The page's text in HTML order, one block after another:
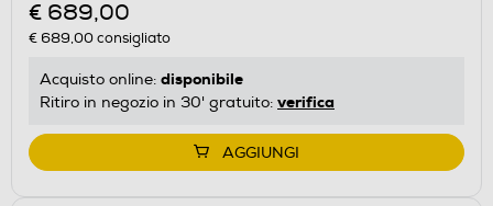
€ 689,00
€ 689,00consigliato
Acquisto online: disponibile
Ritiro in negozio in 30' gratuito: verifica
AGGIUNGI